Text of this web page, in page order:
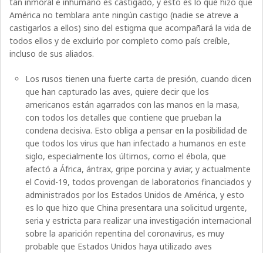
América no temblara ante ningún castigo (nadie se atreve a
castigarlos a ellos) sino del estigma que acompañará la vida de
todos ellos y de excluirlo por completo como país creíble,
incluso de sus aliados.
Los rusos tienen una fuerte carta de presión, cuando dicen
que han capturado las aves, quiere decir que los
americanos están agarrados con las manos en la masa,
con todos los detalles que contiene que prueban la
condena decisiva. Esto obliga a pensar en la posibilidad de
que todos los virus que han infectado a humanos en este
siglo, especialmente los últimos, como el ébola, que
afectó a África, ántrax, gripe porcina y aviar, y actualmente
el Covid-19, todos provengan de laboratorios financiados y
administrados por los Estados Unidos de América, y esto
es lo que hizo que China presentara una solicitud urgente,
seria y estricta para realizar una investigación internacional
sobre la aparición repentina del coronavirus, es muy
probable que Estados Unidos haya utilizado aves